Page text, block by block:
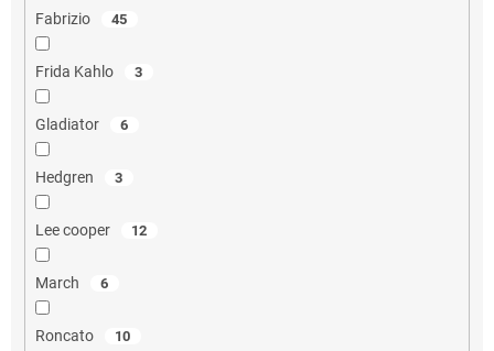
Fabrizio 45
Frida Kahlo 3
Gladiator 6
Hedgren 3
Lee cooper 12
March 6
Roncato 10